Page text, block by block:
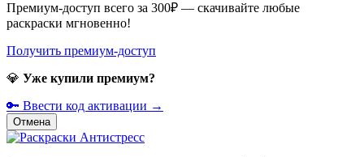
Премиум-доступ всего за 300₽ — скачивайте любые
раскраски мгновенно!
Получить премиум-доступ
💎 Уже купили премиум?
🔑 Ввести код активации →
Отмена